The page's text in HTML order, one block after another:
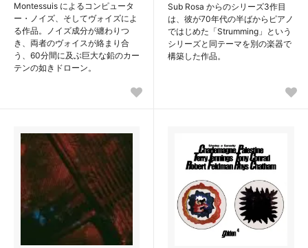
Montessuis によるコンピュータ
ー・ノイズ、そしてヴォイズによ
る作品。ノイズ成分が纏わりつ
き、両者のヴォイスが絡まり合
う、60分間に及ぶ巨大な鉛のカー
テンの如きドローン。
Sub Rosa からのシリーズ3作目
は、彼が70年代の半ばからピアノ
ではじめた「Strumming」という
シリーズと同テーマを別の楽器で
構築した作品。